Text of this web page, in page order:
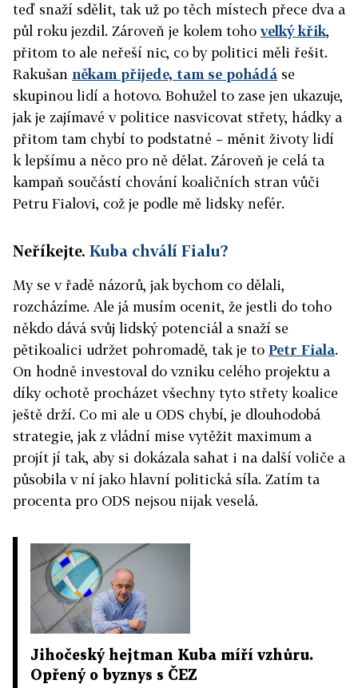
teď snaží sdělit, tak už po těch místech přece dva a
půl roku jezdil. Zároveň je kolem tohovelký křik,
přitom to ale neřeší nic, co by politici měli řešit.
Rakušan někam přijede, tam se pohádá se
skupinou lidí a hotovo. Bohužel to zase jen ukazuje,
jak je zajímavé v politice nasvicovat střety, hádky a
přitom tam chybí to podstatné – měnit životy lidí
k lepšímu a něco pro ně dělat. Zároveň je celá ta
kampaň součástí chování koaličních stran vůči
Petru Fialovi, což je podle mě lidsky nefér.
Neříkejte. Kuba chválí Fialu?
My se v řadě názorů, jak bychom co dělali,
rozcházíme. Ale já musím ocenit, že jestli do toho
někdo dává svůj lidský potenciál a snaží se
pětikoalici udržet pohromadě, tak je to Petr Fiala.
On hodně investoval do vzniku celého projektu a
díky ochotě procházet všechny tyto střety koalice
ještě drží. Co mi ale u ODS chybí, je dlouhodobá
strategie, jak z vládní mise vytěžit maximum a
projít jí tak, aby si dokázala sahat i na další voliče a
působila v ní jako hlavní politická síla. Zatím ta
procenta pro ODS nejsou nijak veselá.
Jihočeský hejtman Kuba míří vzhůru.
Opřený o byznys s ČEZ